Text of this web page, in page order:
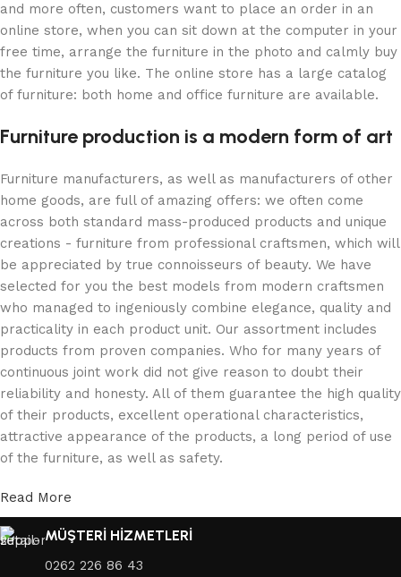
and more often, customers want to place an order in an
online store, when you can sit down at the computer in your
free time, arrange the furniture in the photo and calmly buy
the furniture you like. The online store has a large catalog
of furniture: both home and office furniture are available.
Furniture production is a modern form of art
Furniture manufacturers, as well as manufacturers of other
home goods, are full of amazing offers: we often come
across both standard mass-produced products and unique
creations - furniture from professional craftsmen, which will
be appreciated by true connoisseurs of beauty. We have
selected for you the best models from modern craftsmen
who managed to ingeniously combine elegance, quality and
practicality in each product unit. Our assortment includes
products from proven companies. Who for many years of
continuous joint work did not give reason to doubt their
reliability and honesty. All of them guarantee the high quality
of their products, excellent operational characteristics,
attractive appearance of the products, a long period of use
of the furniture, as well as safety.
Read More
MÜŞTERİ HİZMETLERİ
0262 226 86 43